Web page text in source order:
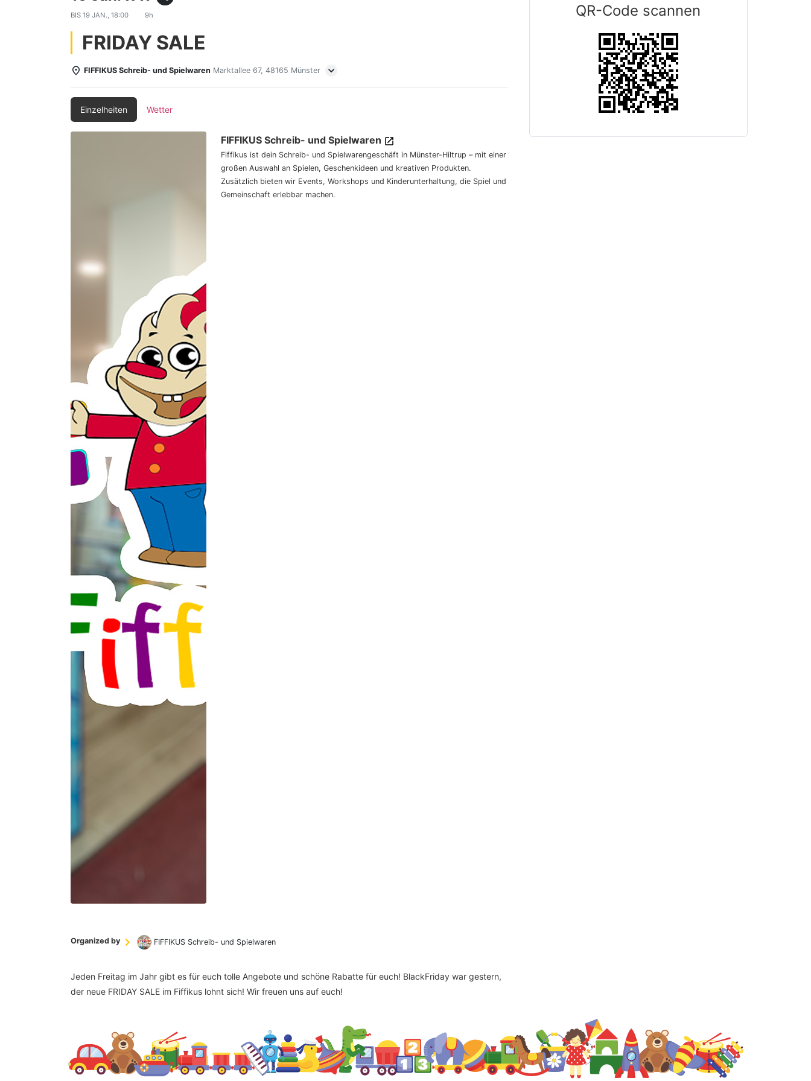
BIS 19 JAN., 18:00 9h
FRIDAY SALE
FIFFIKUS Schreib- und Spielwaren Marktallee 67, 48165 Münster
Einzelheiten Wetter
FIFFIKUS Schreib- und Spielwaren
Fiffikus ist dein Schreib- und Spielwarengeschäft in Münster-Hiltrup – mit einer
großen Auswahl an Spielen, Geschenkideen und kreativen Produkten.
Zusätzlich bieten wir Events, Workshops und Kinderunterhaltung, die Spiel und
Gemeinschaft erlebbar machen.
Organized by FIFFIKUS Schreib- und Spielwaren
Jeden Freitag im Jahr gibt es für euch tolle Angebote und schöne Rabatte für euch! BlackFriday war gestern,
der neue FRIDAY SALE im Fiffikus lohnt sich! Wir freuen uns auf euch!
QR-Code scannen